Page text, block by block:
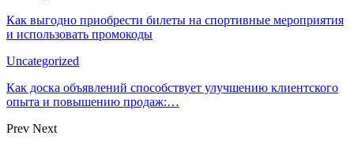
Как выгодно приобрести билеты на спортивные мероприятия
и использовать промокоды
Uncategorized
Как доска объявлений способствует улучшению клиентского
опыта и повышению продаж:…
Prev Next